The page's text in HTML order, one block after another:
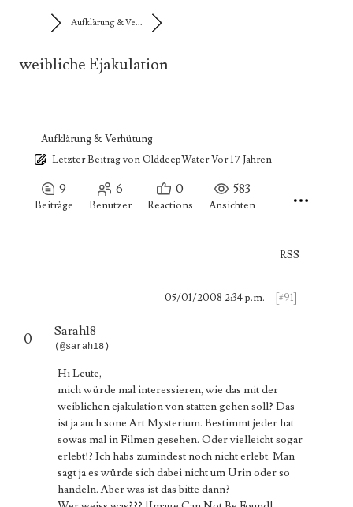
Aufklärung & Ve...
weibliche Ejakulation
Aufklärung & Verhütung
Letzter BeitragvonOlddeepWaterVor 17 Jahren
9
Beiträge
6
Benutzer
0
Reactions
583
Ansichten
RSS
0
[#91]
05/01/2008 2:34 p.m.
Sarah18
(@sarah18)
Hi Leute,
mich würde mal interessieren, wie das mit der
weiblichen ejakulation von statten gehen soll? Das
ist ja auch sone Art Mysterium. Bestimmt jeder hat
sowas mal in Filmen gesehen. Oder vielleicht sogar
erlebt!? Ich habs zumindest noch nicht erlebt. Man
sagt ja es würde sich dabei nicht um Urin oder so
handeln. Aber was ist das bitte dann?